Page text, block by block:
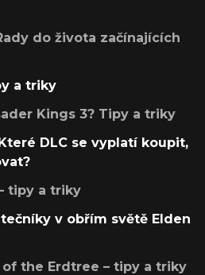
do života začínajících
a triky
Kings 3? Tipy a triky
DLC se vyplatí koupit,
tipy a triky
v obřím světě Elden
of the Erdtree – tipy a triky